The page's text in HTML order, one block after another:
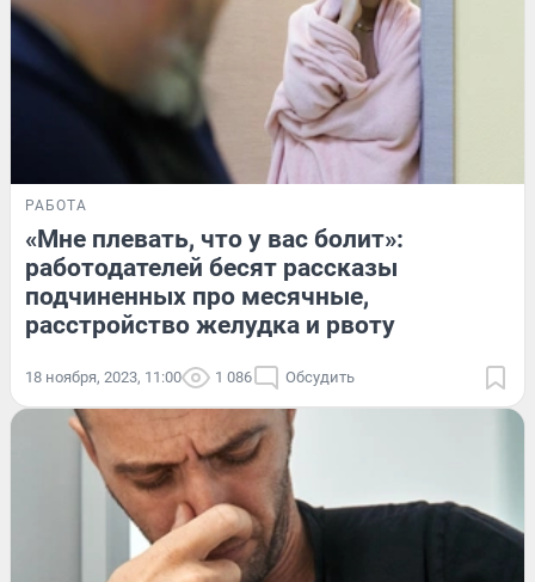
РАБОТА
«Мне плевать, что у вас болит»:
работодателей бесят рассказы
подчиненных про месячные,
расстройство желудка и рвоту
18 ноября, 2023, 11:00 1 086 Обсудить